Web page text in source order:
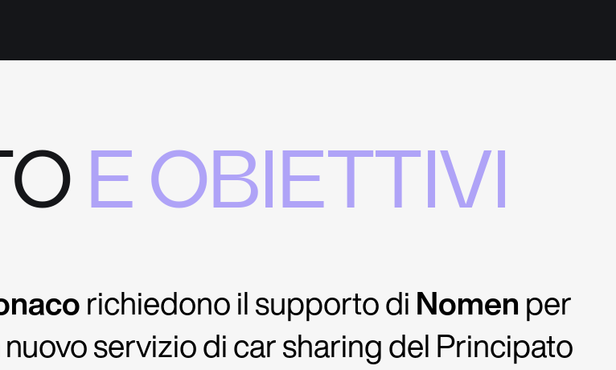
E OBIETTIVI
richiedono il supporto diNomenper
servizio di car sharing del Principato